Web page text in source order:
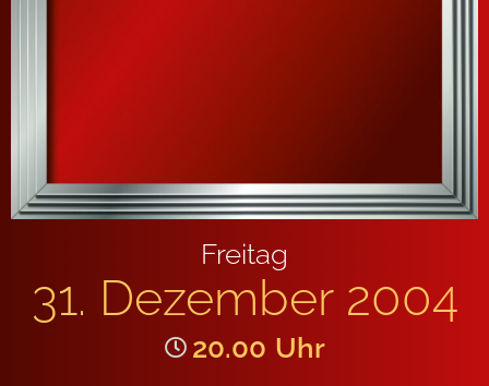
Freitag
31. Dezember 2004
20.00 Uhr